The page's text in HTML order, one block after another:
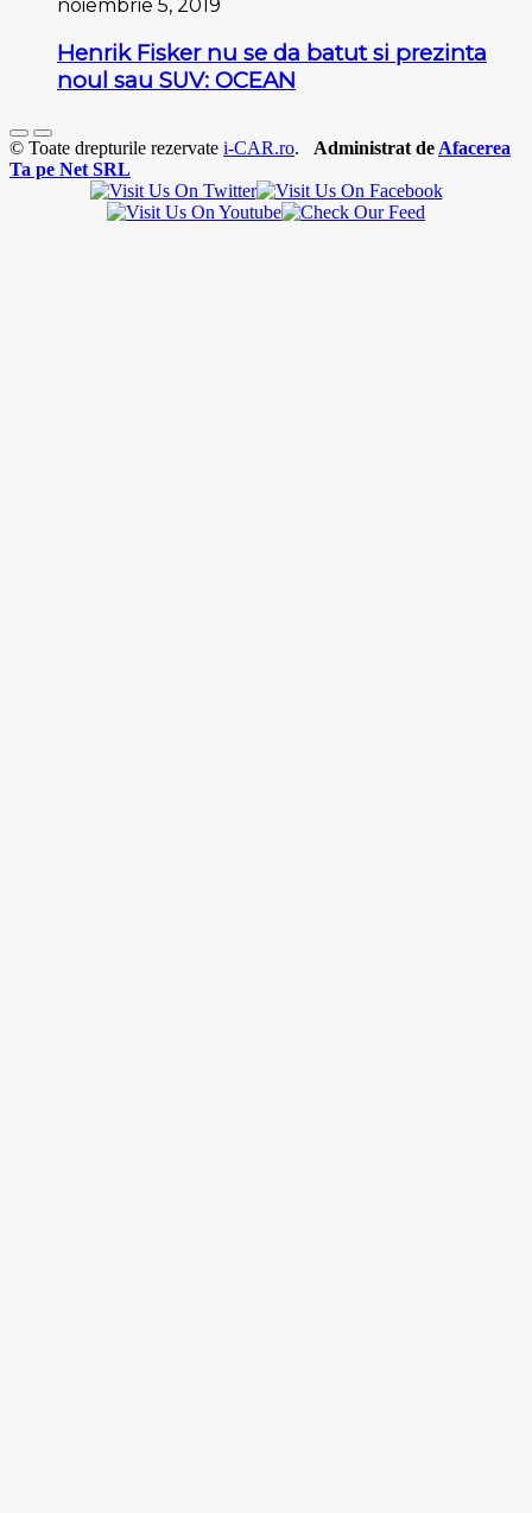
noiembrie 5, 2019
Henrik Fisker nu se da batut si prezinta
noul sau SUV: OCEAN
© Toate drepturile rezervate i-CAR.ro. Administrat de Afacerea
Ta pe Net SRL